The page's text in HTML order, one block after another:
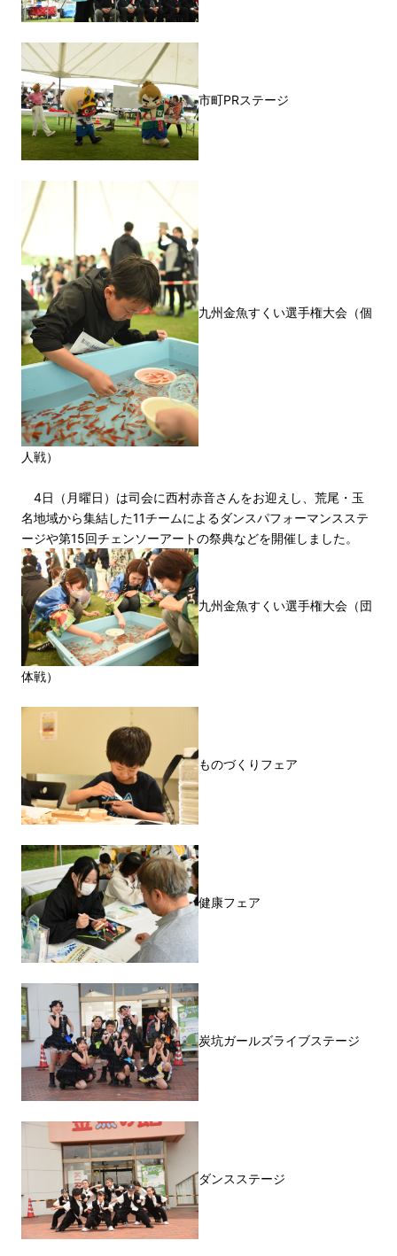
市町PRステージ
九州金魚すくい選手権大会（個
人戦）
4日（月曜日）は司会に西村赤音さんをお迎えし、荒尾・玉
名地域から集結した11チームによるダンスパフォーマンスステ
ージや第15回チェンソーアートの祭典などを開催しました。
九州金魚すくい選手権大会（団
体戦）
ものづくりフェア
健康フェア
炭坑ガールズライブステージ
ダンスステージ